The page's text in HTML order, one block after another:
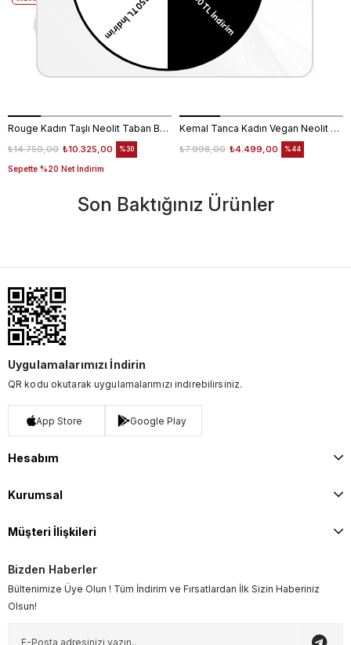
Rouge Kadın Taşlı Neolit Taban Beyaz Süet Gece & Abiye Ayakkabı
₺10.325,00
₺14.750,00
Sepette %20 Net İndirim
%30
Kemal Tanca Kadın Vegan Neolit Taban Rose Gece & Abiye Sandalet
₺4.499,00
₺7.998,00 %44
Son Baktığınız Ürünler
Uygulamalarımızı İndirin
QR kodu okutarak uygulamalarımızı indirebilirsiniz.
App Store Google Play
Hesabım
Kurumsal
Müşteri İlişkileri
Bizden Haberler
Bültenimize Üye Olun ! Tüm İndirim ve Fırsatlardan İlk Sizin Haberiniz
Olsun!